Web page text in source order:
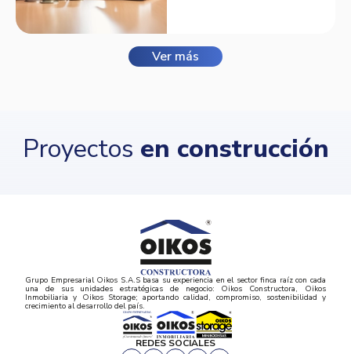
Ver más
Proyectos en construcción
Grupo Empresarial Oikos S.A.S basa su experiencia en el sector finca raíz con cada
una de sus unidades estratégicas de negocio: Oikos Constructora, Oikos
Inmobiliaria y Oikos Storage; aportando calidad, compromiso, sostenibilidad y
crecimiento al desarrollo del país.
REDES SOCIALES